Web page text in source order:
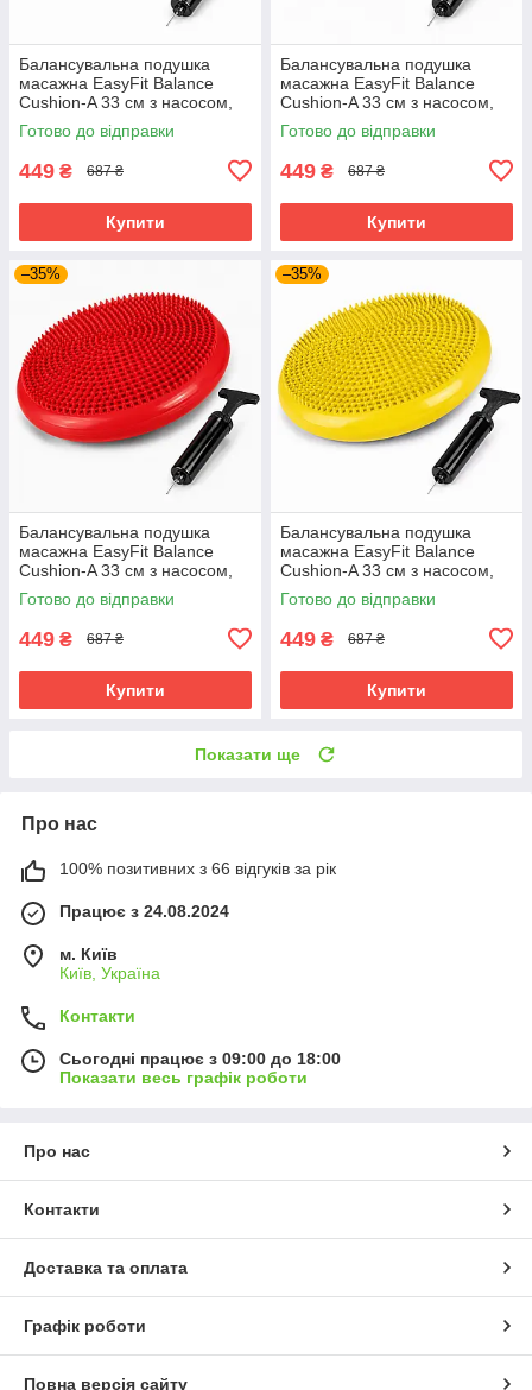
Балансувальна подушка
масажна EasyFit Balance
Cushion-A 33 см з насосом,
реабілітації та постави до
120 кг Сірий (EF-1840s-GY)
Готово до відправки
449 ₴ 687 ₴
Купити
Балансувальна подушка
масажна EasyFit Balance
Cushion-A 33 см з насосом,
для реабілітації до 120 кг
Помаранчевий (EF-1840s-
Готово до відправки
449 ₴ 687 ₴
Купити
–35%
Балансувальна подушка
масажна EasyFit Balance
Cushion-A 33 см з насосом,
реабілітації та постави до
120 кг Червоний (EF-1840s-
Готово до відправки
449 ₴ 687 ₴
Купити
–35%
Балансувальна подушка
масажна EasyFit Balance
Cushion-A 33 см з насосом,
реабілітації та постави до
120 кг Жовтий (EF-1840s-Y)
Готово до відправки
449 ₴ 687 ₴
Купити
Показати ще
Про нас
100% позитивних з 66 відгуків за рік
Працює з 24.08.2024
м. Київ
Київ, Україна
Контакти
Сьогодні працює з 09:00 до 18:00
Показати весь графік роботи
Про нас
Контакти
Доставка та оплата
Графік роботи
Повна версія сайту